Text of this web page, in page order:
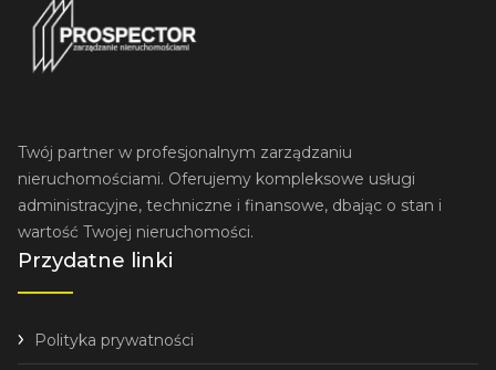
Przydatne linki
Polityka prywatności
Twój partner w profesjonalnym zarządzaniu
nieruchomościami. Oferujemy kompleksowe usługi
administracyjne, techniczne i finansowe, dbając o stan i
wartość Twojej nieruchomości.